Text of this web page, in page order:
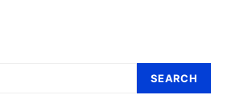
SEARCH